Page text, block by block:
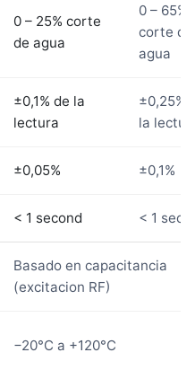
0 – 25% corte
de agua
0 – 65%
corte de
agua
±0,1% de la
lectura
±0,25%
la
±0,05% ±0,1%
< 1 second < 1
Basado en capacitancia
(excitacion RF)
−20°C a +120°C